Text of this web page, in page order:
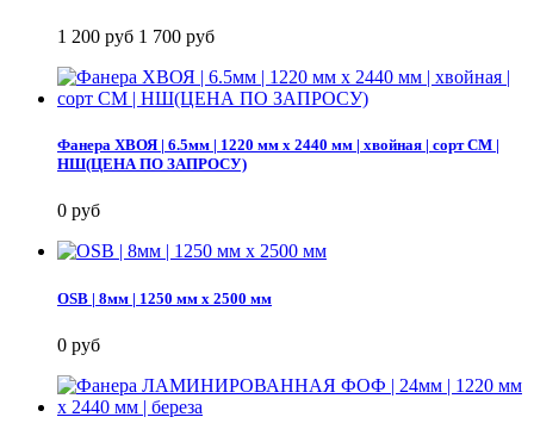
1 200 руб 1 700 руб
Фанера ХВОЯ | 6.5мм | 1220 мм х 2440 мм | хвойная | сорт СМ |
НШ(ЦЕНА ПО ЗАПРОСУ)
0 руб
OSB | 8мм | 1250 мм х 2500 мм
0 руб